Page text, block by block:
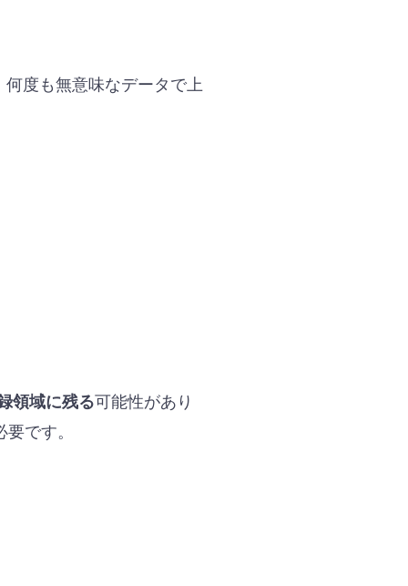
度も無意味なデータで上
領域に残る可能性があり
です。